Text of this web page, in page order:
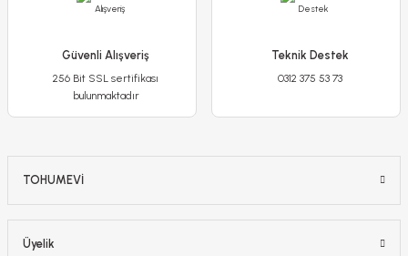
Poliwork Akasya Kolay Askı30 Mor Saksı - 3,50 L
Güvenli Alışveriş
256 Bit SSL sertifikası
bulunmaktadır
Teknik Destek
0312 375 53 73
TOHUMEVİ
Üyelik